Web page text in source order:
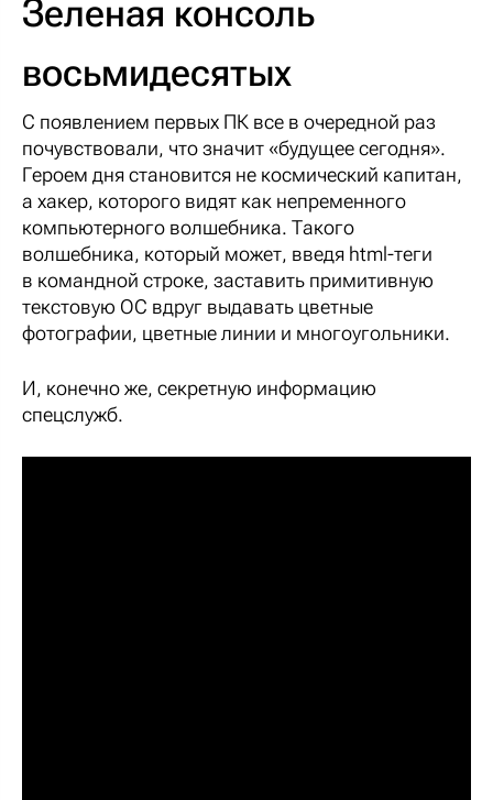
Зеленая консоль
восьмидесятых
С появлением первых ПК все в очередной раз
почувствовали, что значит «будущее сегодня».
Героем дня становится не космический капитан,
а хакер, которого видят как непременного
компьютерного волшебника. Такого
волшебника, который может, введя html-теги
в командной строке, заставить примитивную
текстовую ОС вдруг выдавать цветные
фотографии, цветные линии и многоугольники.
И, конечно же, секретную информацию
спецслужб.